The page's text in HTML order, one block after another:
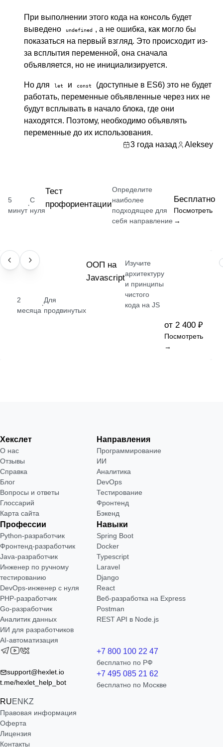
При выполнении этого кода на консоль будет
выведено
undefined , а не ошибка, как могло бы
показаться на первый взгляд. Это происходит из-
за всплытия переменной, она сначала
объявляется, но не инициализируется.
Но для let и const
(доступные в ES6) это не будет
работать, переменные объявленные через них не
будут всплывать в начало блока, где они
находятся. Поэтому, необходимо объявлять
переменные до их использования.
3 года назад
Aleksey
5
минут
·
С
нуля
Тест
профориентации
Определите
наиболее
подходящее для
себя направление
Бесплатно
Посмотреть
→
НАВЫК
2
месяца
·
Для
продвинутых
ООП на
Javascript
Изучите
архитектуру
и принципы
чистого
кода на JS
от 2 400 ₽
Посмотреть
→
Хекслет
О нас
Отзывы
Справка
Блог
Вопросы и ответы
Глоссарий
Карта сайта
Направления
Программирование
ИИ
Аналитика
DevOps
Тестирование
Фронтенд
Бэкенд
Профессии
Python-разработчик
Фронтенд-разработчик
Java-разработчик
Инженер по ручному
тестированию
DevOps-инженер с нуля
РНР-разработчик
Go-разработчик
Аналитик данных
ИИ для разработчиков
AI-автоматизация
Навыки
Spring Boot
Docker
Typescript
Laravel
Django
React
Веб-разработка на Express
Postman
REST API в Node.js
support@hexlet.io
t.me/hexlet_help_bot
RUEN KZ
+7 800 100 22 47
бесплатно по РФ
+7 495 085 21 62
бесплатно по Москве
Правовая информация
Оферта
Лицензия
Контакты